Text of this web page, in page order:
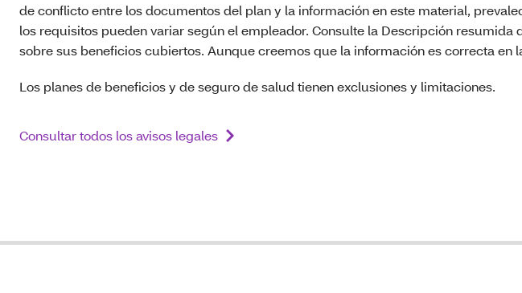
de conflicto entre los documentos del plan y la información en este material,
los requisitos pueden variar según el empleador. Consulte la Descripción
sobre sus beneficios cubiertos. Aunque creemos que la información es correcta en
Los planes de beneficios y de seguro de salud tienen exclusiones y limitaciones.
Consultar todos los avisos legales